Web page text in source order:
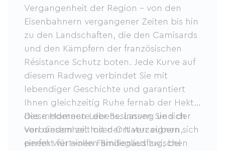
Vergangenheit der Region – von den
Eisenbahnern vergangener Zeiten bis hin
zu den Landschaften, die den Camisards
und den Kämpfern der französischen
Résistance Schutz boten. Jede Kurve auf
diesem Radweg verbindet Sie mit
lebendiger Geschichte und garantiert
Ihnen gleichzeitig Ruhe fernab der Hektik
des modernen Lebens. Lassen Sie sich
von diesem zeitlosen Ort verzaubern,
einem wertvollen Bindeglied zwischen
Diese Momente der Besinnung und der
Verbundenheit mit der Natur eignen sich
perfekt für einen Familienausflug, bei